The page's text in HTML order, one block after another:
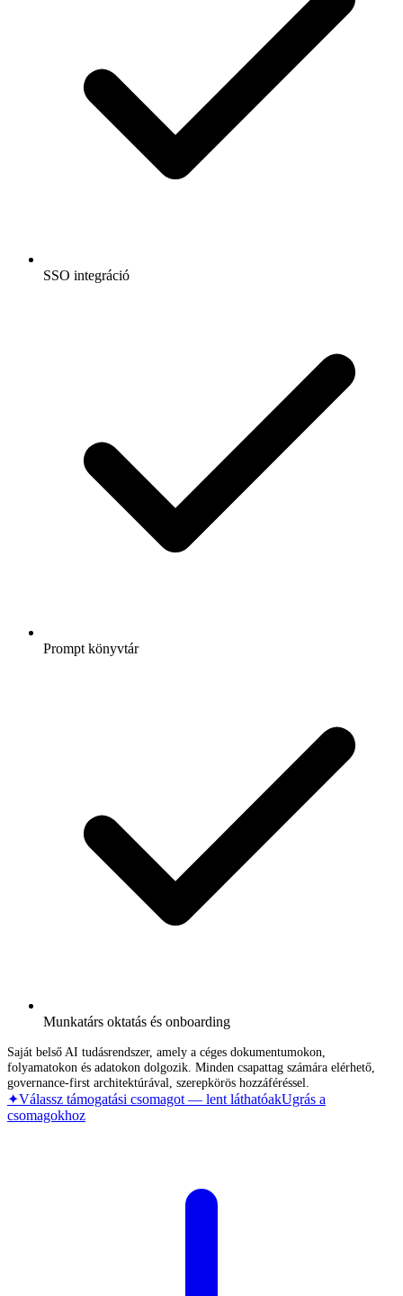
SSO integráció
Prompt könyvtár
Munkatárs oktatás és onboarding
Saját belső AI tudásrendszer, amely a céges dokumentumokon,
folyamatokon és adatokon dolgozik. Minden csapattag számára elérhető,
governance-first architektúrával, szerepkörös hozzáféréssel.
✦Válassz támogatási csomagot — lent láthatóakUgrás a
csomagokhoz